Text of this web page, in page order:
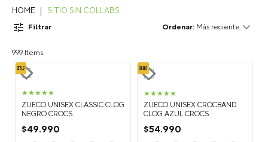
SITIO SIN COLLABS
Filtrar Más reciente
999
★★★★★
ZUECO UNISEX CLASSIC CLOG
NEGRO CROCS
$49.990
★★★★★
ZUECO UNISEX CROCBAND
CLOG AZUL CROCS
$54.990